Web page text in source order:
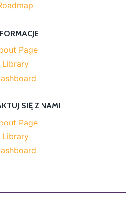
Page
Library
SIĘ Z NAMI
Page
Library